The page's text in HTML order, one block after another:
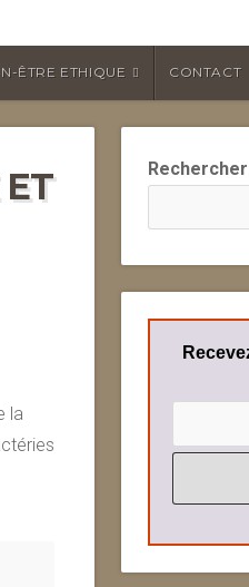
ÊTRE ETHIQUE CONTACT
la
Rechercher